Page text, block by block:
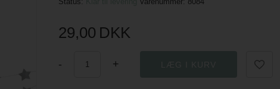
29,00 DKK
- +